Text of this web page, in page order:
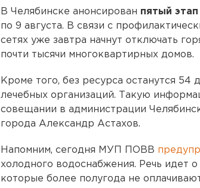
В Челябинске анонсирован пятый
по 9 августа. В связи с
сетях уже завтра начнут отключать
почти тысячи многоквартирных домов.
Кроме того, без ресурса останутся 54
лечебных организаций. Такую
совещании в администрации
города Александр Астахов.
Напомним, сегодня МУП ПОВВ
холодного водоснабжения. Речь идет
которые более полугода не